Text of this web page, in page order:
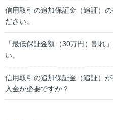
信用取引の追加保証金（追証）
ださい。
「最低保証金額（30万円）割れ
い。
信用取引の追加保証金（追証）
入金が必要ですか？